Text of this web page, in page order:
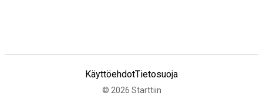
KäyttöehdotTietosuoja
© 2026 Starttiin